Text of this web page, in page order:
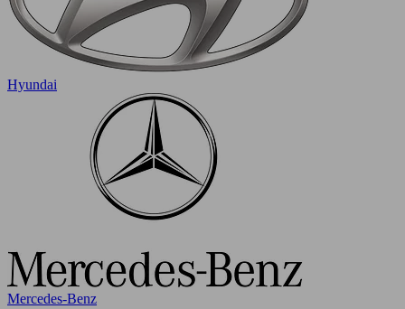
Hyundai
Mercedes-Benz